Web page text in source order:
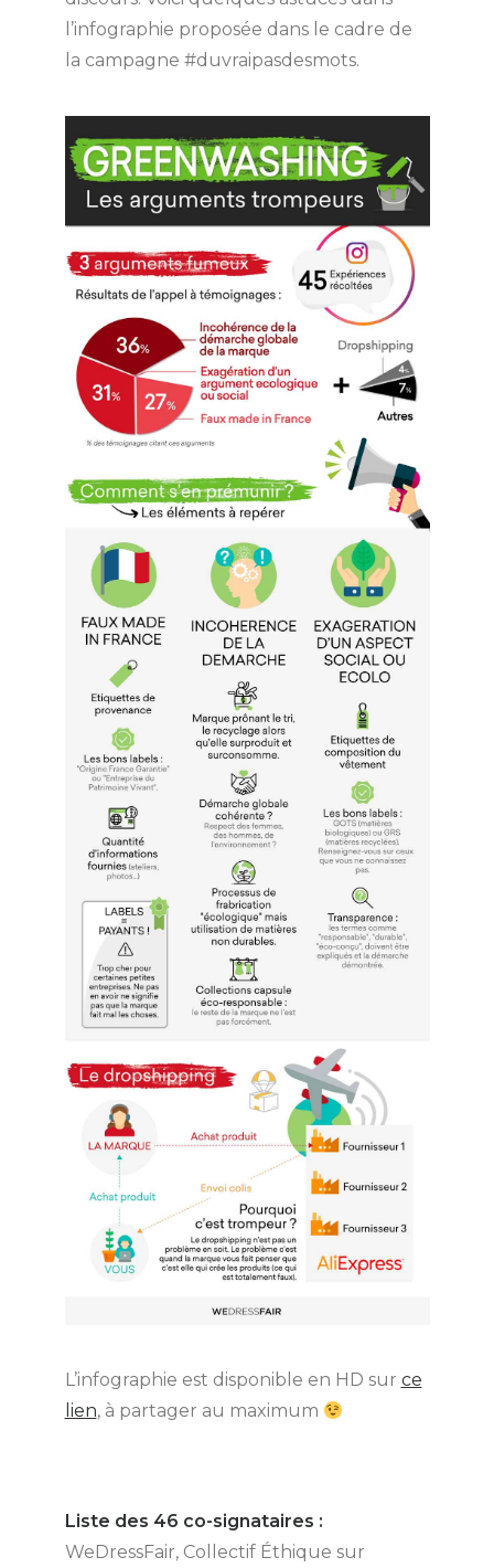
l’infographie proposée dans le cadre de
la campagne #duvraipasdesmots.
L’infographie est disponible en HD sur ce
lien, à partager au maximum
Liste des 46 co-signataires :
WeDressFair, Collectif Éthique sur